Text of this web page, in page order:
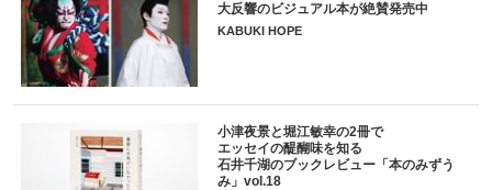
大反響のビジュアル本が絶賛発売中
KABUKI HOPE
小津夜景と堀江敏幸の2冊で
エッセイの醍醐味を知る
石井千湖のブックレビュー「本のみずう
み」vol.18